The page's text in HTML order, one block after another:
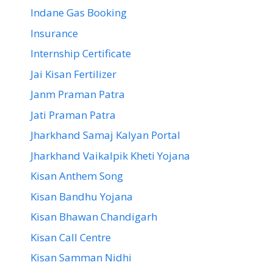
Indane Gas Booking
Insurance
Internship Certificate
Jai Kisan Fertilizer
Janm Praman Patra
Jati Praman Patra
Jharkhand Samaj Kalyan Portal
Jharkhand Vaikalpik Kheti Yojana
Kisan Anthem Song
Kisan Bandhu Yojana
Kisan Bhawan Chandigarh
Kisan Call Centre
Kisan Samman Nidhi